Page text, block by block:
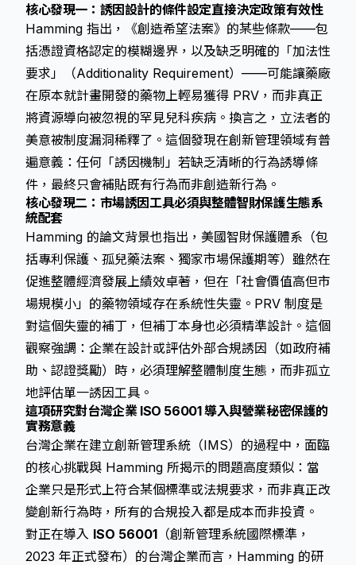
核心發現一：誘因設計的條件設定直接決定政策有效性
Hamming 指出，《創造希望法案》的某些條款——包
括憑證資格認定的模糊邊界，以及缺乏明確的「加法性
要求」（Additionality Requirement）——可能讓藥廠
在原本就計畫開發的藥物上輕易獲得 PRV，而非真正
將資源導向被忽視的罕見兒科疾病。換言之，立法者的
美意被制度漏洞稀釋了。這個發現在創新管理領域有普
遍意義：任何「誘因機制」若缺乏清晰的行為誘導條
件，最終只會補貼既有行為而非創造新行為。
核心發現二：市場誘因工具必須與整體智財保護生態系
統配套
Hamming 的論文背景也指出，美國智財保護體系（包
括專利保護、孤兒藥法案、獨家市場保護期等）雖然在
促進整體經濟發展上績效卓著，但在「社會價值高但市
場規模小」的藥物領域存在系統性失靈。PRV 制度是
對這個失靈的補丁，但補丁本身也必須精準設計。這個
觀察強調：企業在設計或評估外部合規誘因（如政府補
助、認證獎勵）時，必須理解整體制度生態，而非孤立
地評估單一誘因工具。
這項研究對台灣企業 ISO 56001 導入與營業秘密保護的
實務意義
台灣企業在建立創新管理系統（IMS）的過程中，面臨
的核心挑戰與 Hamming 所揭示的問題高度類似：當
企業只是形式上符合某個標準或法規要求，而非真正改
變創新行為時，所有的合規投入都是成本而非投資。
對正在導入 ISO 56001 （創新管理系統國際標準，
2023 年正式發布）的台灣企業而言，Hamming 的研